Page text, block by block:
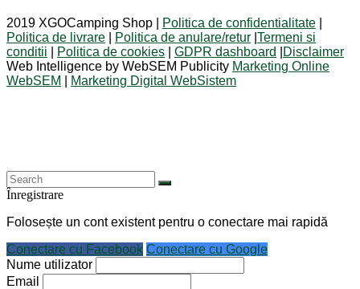
2019 XGOCamping Shop | Politica de confidentialitate
Politica de livrare
Politica de anulare/retur Termeni si
conditii
Politica de cookies GDPR dashboard
Disclaimer
Web Intelligence by WebSEM Publicity Marketing Online
WebSEM
Marketing Digital WebSistem
Înregistrare
Folosește un cont existent pentru o conectare mai rapidă
Conectare cu Facebook Conectare cu Google
Nume utilizator
Email